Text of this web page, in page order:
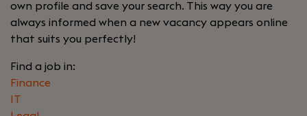
own profile and save your search. This way you are
always informed when a new vacancy appears online
that suits you perfectly!
Find a job in:
Finance
IT